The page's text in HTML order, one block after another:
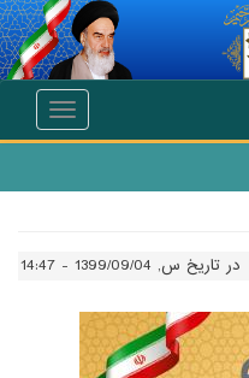
Toggle
در تاریخ س, 1399/09/04 - 14:47